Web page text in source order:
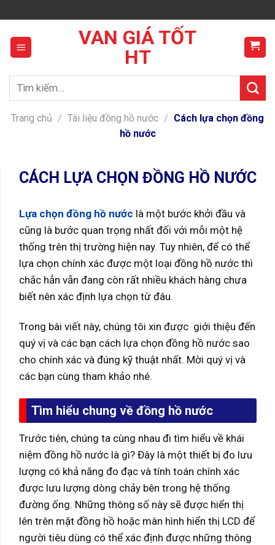
to
content
VAN GIÁ TỐT
HT
Tìm
Trang chủ / Tài liệu đồng hồ nước / Cách lựa chọn đồng
hồ nước
CÁCH LỰA CHỌN ĐỒNG HỒ NƯỚC
Lựa chọn đồng hồ nước là một bước khởi đầu và
cũng là bước quan trọng nhất đối với mỗi một hệ
thống trên thị trường hiện nay. Tuy nhiên, để có thể
lựa chọn chính xác được một loại đồng hồ nước thì
chắc hẳn vẫn đang còn rất nhiều khách hàng chưa
biết nên xác định lựa chọn từ đâu.
Trong bài viết này, chúng tôi xin được giới thiệu đến
quý vị và các bạn cách lựa chọn đồng hồ nước sao
cho chính xác và đúng kỹ thuật nhất. Mời quý vị và
các bạn cùng tham khảo nhé.
Tìm hiểu chung về đồng hồ nước
Trước tiên, chúng ta cùng nhau đi tìm hiểu về khái
niệm đồng hồ nước là gì? Đây là một thiết bị đo lưu
lượng có khả năng đo đạc và tính toán chính xác
được lưu lượng dòng chảy bên trong hệ thống
đường ống. Những thông số này sẽ được hiển thị
lên trên mặt đồng hồ hoặc màn hình hiển thị LCD để
người tiêu dùng có thể xác định được những thông